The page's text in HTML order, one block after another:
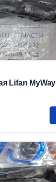
Lifan MyWay